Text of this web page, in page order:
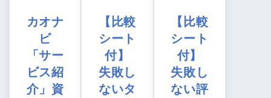
カオナ
ビ
「サー
ビス紹
介」資
【比較
シート
付】
失敗し
ないタ
【比較
シート
付】
失敗し
ない評